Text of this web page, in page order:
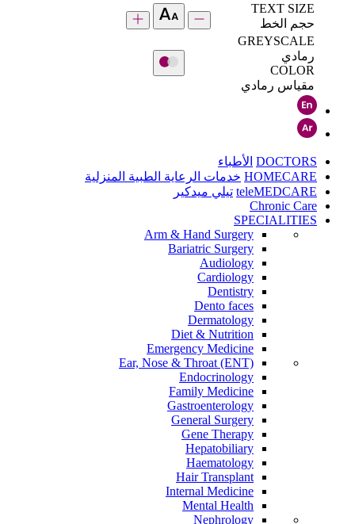
TEXT SIZE
حجم الخط
GREYSCALE
رمادي
COLOR
مقياس رمادي
DOCTORS الأطباء
HOMECARE خدمات الرعاية الطبية المنزلية
teleMEDCARE تيلي ميدكير
Chronic Care
SPECIALITIES
Arm & Hand Surgery
Bariatric Surgery
Audiology
Cardiology
Dentistry
Dento faces
Dermatology
Diet & Nutrition
Emergency Medicine
Ear, Nose & Throat (ENT)
Endocrinology
Family Medicine
Gastroenterology
General Surgery
Gene Therapy
Hepatobiliary
Haematology
Hair Transplant
Internal Medicine
Mental Health
Nephrology